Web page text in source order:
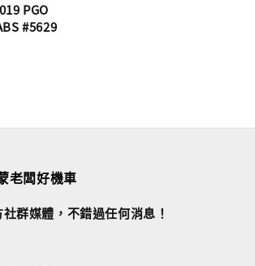
PGO
#5629
老闆好機車
群媒體，不錯過任何消息！